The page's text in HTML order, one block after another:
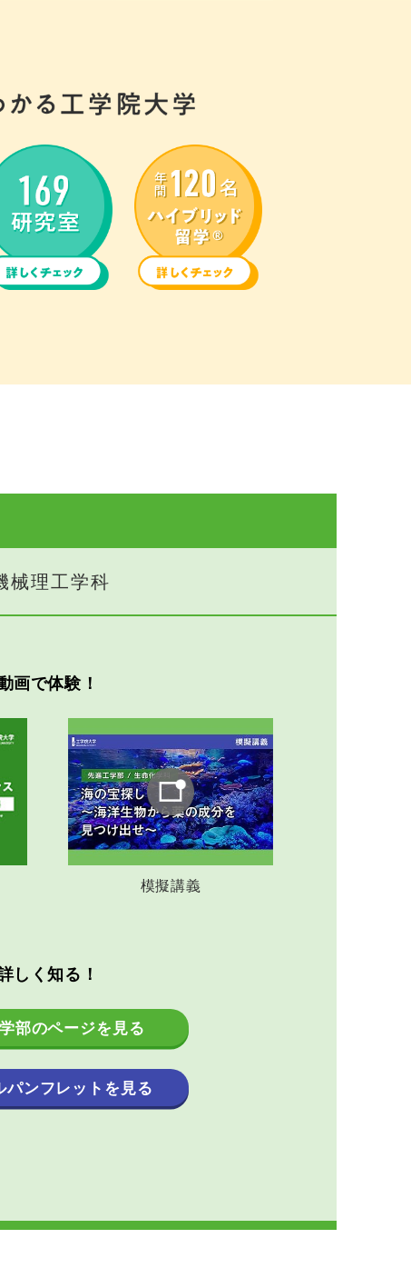
械理工学科
画で体験！
模擬講義
しく知る！
部のページを見る
パンフレットを見る